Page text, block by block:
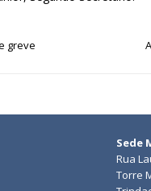
greve
Sede
Rua
Torre